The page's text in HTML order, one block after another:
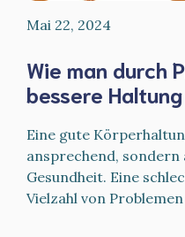
Mai 22, 2024
Wie man durch
bessere
Eine gute
ansprechend,
Gesundheit. Eine
Vielzahl von